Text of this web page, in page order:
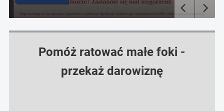
Pomóż ratować małe foki -
przekaż darowiznę